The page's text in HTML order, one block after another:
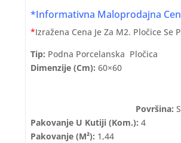
*Informativna Maloprodajna Cen
*Izražena Cena Je Za M2. Pločice Se
Tip: Podna Porcelanska Pločica
Dimenzije (cm):
Površina:
Pakovanje U Kutiji (kom.): 4
Pakovanje (m²): 1,44